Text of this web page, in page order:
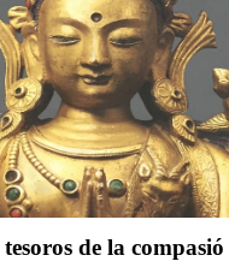
de la compasió